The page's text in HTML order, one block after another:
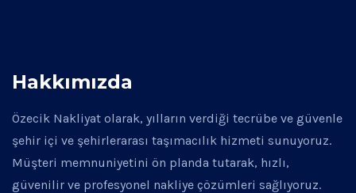
Hakkımızda
Özecik Nakliyat olarak, yılların verdiği tecrübe ve güvenle
şehir içi ve şehirlerarası taşımacılık hizmeti sunuyoruz.
Müşteri memnuniyetini ön planda tutarak, hızlı,
güvenilir ve profesyonel nakliye çözümleri sağlıyoruz.